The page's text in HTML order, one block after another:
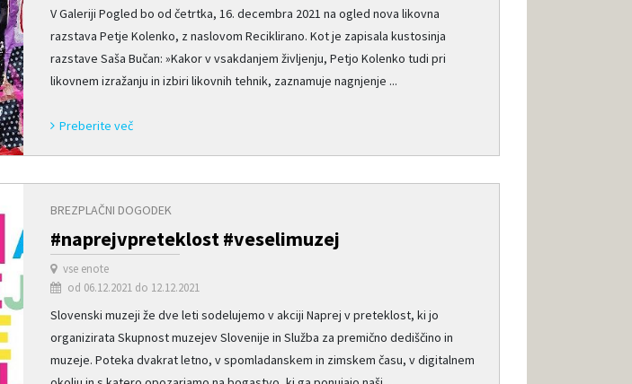
V Galeriji Pogled bo od četrtka, 16. decembra 2021 na ogled nova likovna
razstava Petje Kolenko, z naslovom Reciklirano. Kot je zapisala kustosinja
razstave Saša Bučan: »Kakor v vsakdanjem življenju, Petjo Kolenko tudi pri
likovnem izražanju in izbiri likovnih tehnik, zaznamuje nagnjenje ...
Preberite več
BREZPLAČNI DOGODEK
#naprejvpreteklost #veselimuzej
vse enote
od 06.12.2021 do 12.12.2021
Slovenski muzeji že dve leti sodelujemo v akciji Naprej v preteklost, ki jo
organizirata Skupnost muzejev Slovenije in Služba za premično dediščino in
muzeje. Poteka dvakrat letno, v spomladanskem in zimskem času, v digitalnem